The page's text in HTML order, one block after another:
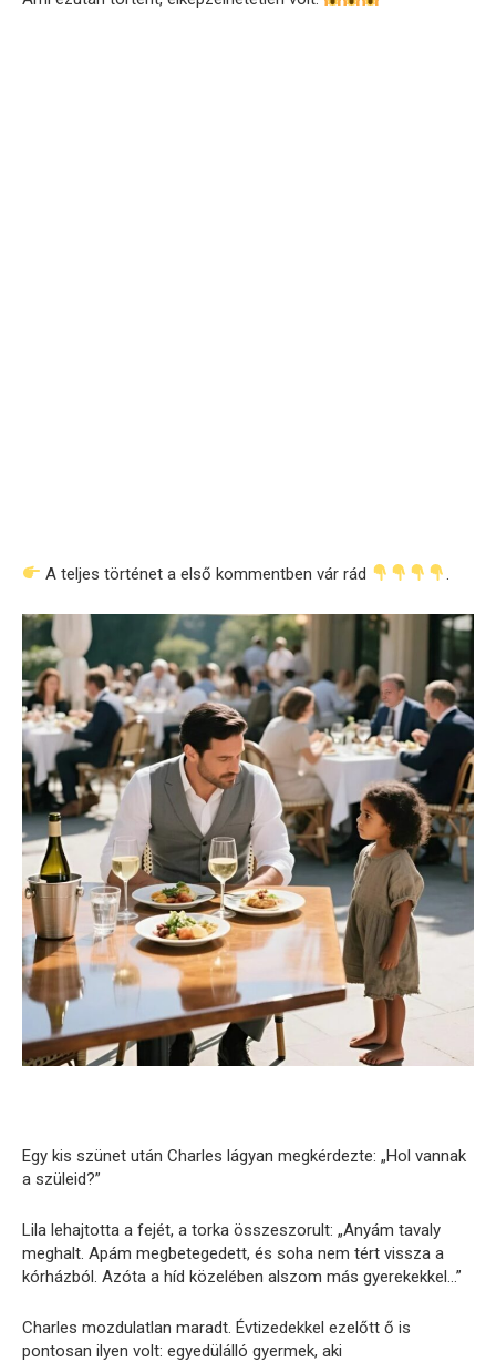
A teljes történet a első kommentben vár rád .
Egy kis szünet után Charles lágyan megkérdezte: „Hol vannak
a szüleid?”
Lila lehajtotta a fejét, a torka összeszorult: „Anyám tavaly
meghalt. Apám megbetegedett, és soha nem tért vissza a
kórházból. Azóta a híd közelében alszom más gyerekekkel…”
Charles mozdulatlan maradt. Évtizedekkel ezelőtt ő is
pontosan ilyen volt: egyedülálló gyermek, aki